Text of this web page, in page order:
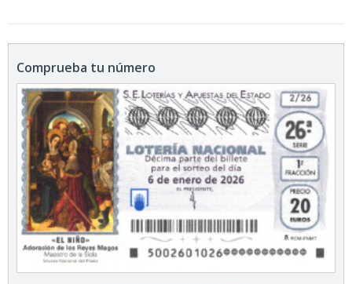
Comprueba tu número